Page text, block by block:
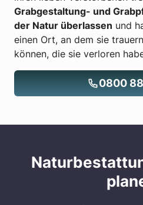
Grabgestaltung- und
der Natur überlassen und
einen Ort, an dem sie
können, die sie verloren
0800